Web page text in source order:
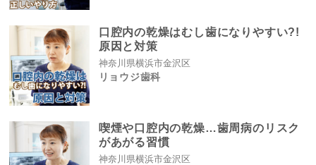
口腔内の乾燥はむし歯になりやすい?!
原因と対策
神奈川県横浜市金沢区
リョウジ歯科
喫煙や口腔内の乾燥…歯周病のリスク
があがる習慣
神奈川県横浜市金沢区